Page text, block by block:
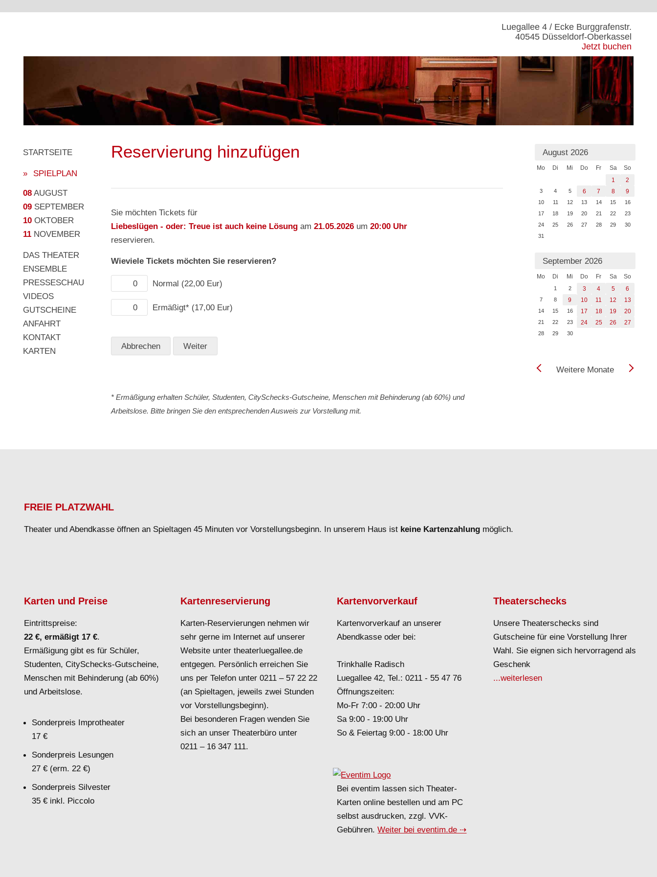
Luegallee 4 / Ecke Burggrafenstr.
40545 Düsseldorf-Oberkassel
Jetzt buchen
STARTSEITE
SPIELPLAN
08 AUGUST
09 SEPTEMBER
10 OKTOBER
11 NOVEMBER
DAS THEATER
ENSEMBLE
PRESSESCHAU
VIDEOS
GUTSCHEINE
ANFAHRT
KONTAKT
KARTEN
Reservierung hinzufügen
Sie möchten Tickets für
Liebeslügen - oder: Treue ist auch keine Lösung am 21.05.2026 um 20:00 Uhr
reservieren.
Wieviele Tickets möchten Sie reservieren?
Normal (22,00 Eur)
Ermäßigt* (17,00 Eur)
* Ermäßigung erhalten Schüler, Studenten, CitySchecks-Gutscheine, Menschen mit Behinderung (ab 60%) und
Arbeitslose. Bitte bringen Sie den entsprechenden Ausweis zur Vorstellung mit.
August 2026
Mo Di Mi Do Fr Sa
So
1
2
3 4 5 6 7 8 9
10 11 12 13 14 15
16
17
18 19 20 21 22
23
24
25 26 27 28 29
30
31
September 2026
Mo Di Mi Do Fr Sa So
1 2 3 4 5 6
7 8 9 10 11 12 13
14 15 16 17 18 19 20
21 22 23 24 25 26 27
28 29 30
Weitere Monate
FREIE PLATZWAHL
Theater und Abendkasse öffnen an Spieltagen 45 Minuten vor Vorstellungsbeginn. In unserem Haus ist keine Kartenzahlung möglich.
Karten und Preise
Eintrittspreise:
22 €, ermäßigt 17 €.
Ermäßigung gibt es für Schüler,
Studenten, CitySchecks-Gutscheine,
Menschen mit Behinderung (ab 60%)
und Arbeitslose.
Sonderpreis Improtheater
17 €
Sonderpreis Lesungen
27 € (erm. 22 €)
Sonderpreis Silvester
35 € inkl. Piccolo
Kartenreservierung
Karten-Reservierungen nehmen wir
sehr gerne im Internet auf unserer
Website unter theaterluegallee.de
entgegen. Persönlich erreichen Sie
uns per Telefon unter0211 – 57 22 22
(an Spieltagen, jeweils zwei Stunden
vor Vorstellungsbeginn).
Bei besonderen Fragen wenden Sie
sich an unser Theaterbüro unter
0211 – 16 347 111.
Kartenvorverkauf
Kartenvorverkauf an unserer
Abendkasse oder bei:
Trinkhalle Radisch
Luegallee 42, Tel.:0211 - 55 47 76
Öffnungszeiten:
Mo-Fr 7:00 - 20:00 Uhr
Sa 9:00 - 19:00 Uhr
So & Feiertag 9:00 - 18:00 Uhr
Bei eventim lassen sich Theater-
Karten online bestellen und am PC
selbst ausdrucken, zzgl. VVK-
Gebühren.Weiter bei eventim.de ⇢
Theaterschecks
Unsere Theaterschecks sind
Gutscheine für eine Vorstellung Ihrer
Wahl. Sie eignen sich hervorragend als
Geschenk
...weiterlesen